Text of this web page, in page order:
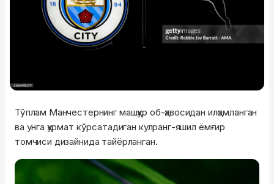
Тўплам Манчестернинг машҳур об-ҳавосидан илҳомланган
ва унга ҳурмат кўрсатадиган кулранг-яшил ёмғир
томчиси дизайнида тайёрланган.